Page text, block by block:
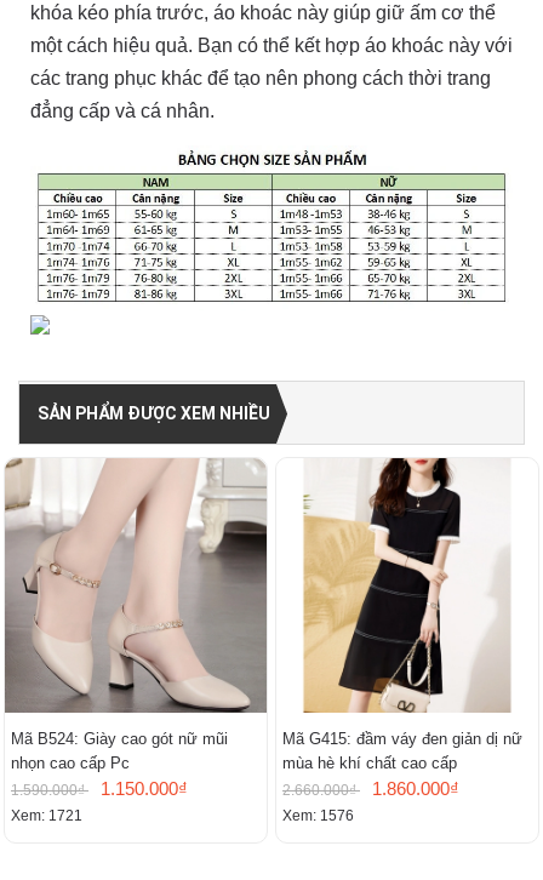
khóa kéo phía trước, áo khoác này giúp giữ ấm cơ thể
một cách hiệu quả. Bạn có thể kết hợp áo khoác này với
các trang phục khác để tạo nên phong cách thời trang
đẳng cấp và cá nhân.
SẢN PHẨM ĐƯỢC XEM NHIỀU
Mã B524: Giày cao gót nữ mũi
nhọn cao cấp Pc
1.590.000₫ 1.150.000₫
Xem: 1721
Mã G415: đầm váy đen giản dị nữ
mùa hè khí chất cao cấp
2.660.000₫ 1.860.000₫
Xem: 1576